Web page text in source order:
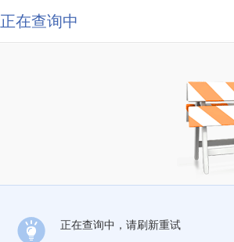
正在查询中
正在查询中，请刷新重试